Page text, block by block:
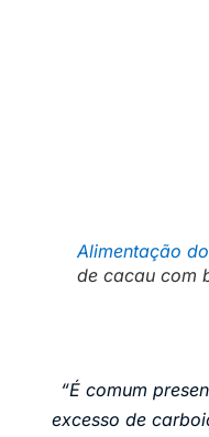
Alimentação
de cacau com
“É comum
excesso de